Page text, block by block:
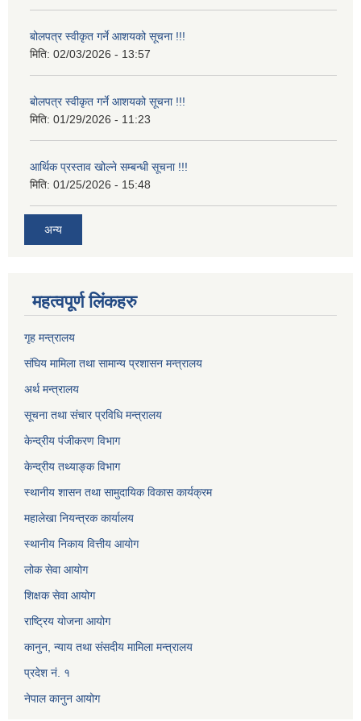
बोलपत्र स्वीकृत गर्ने आशयको सूचना !!!
मिति: 02/03/2026 - 13:57
बोलपत्र स्वीकृत गर्ने आशयको सूचना !!!
मिति: 01/29/2026 - 11:23
आर्थिक प्रस्ताव खोल्ने सम्बन्धी सूचना !!!
मिति: 01/25/2026 - 15:48
अन्य
महत्वपूर्ण लिंकहरु
गृह मन्त्रालय
संघिय मामिला तथा सामान्य प्रशासन मन्त्रालय
अर्थ मन्त्रालय
सूचना तथा संचार प्रविधि मन्त्रालय
केन्द्रीय पंजीकरण विभाग
केन्द्रीय तथ्याङ्क विभाग
स्थानीय शासन तथा सामुदायिक विकास कार्यक्रम
महालेखा नियन्त्रक कार्यालय
स्थानीय निकाय वित्तीय आयोग
लोक सेवा आयोग
शिक्षक सेवा आयोग
राष्ट्रिय योजना आयोग
कानुन, न्याय तथा संसदीय मामिला मन्त्रालय
प्रदेश नं. १
नेपाल कानुन आयोग